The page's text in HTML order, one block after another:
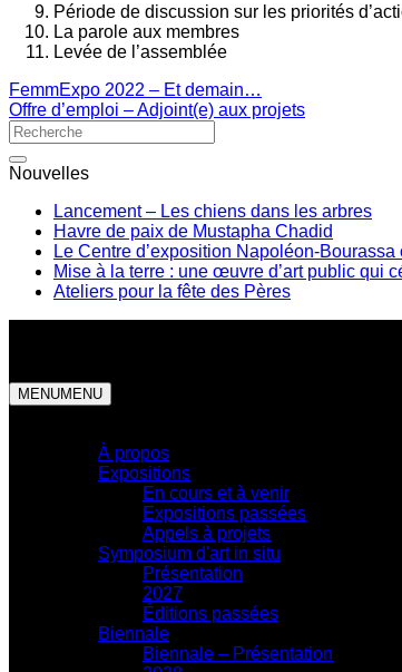
Période de discussion sur les priorités
La parole aux membres
Levée de l’assemblée
FemmExpo 2022 – Et demain…
Offre d’emploi – Adjoint(e) aux projets
Nouvelles
Lancement – Les chiens dans les arbres
Havre de paix de Mustapha Chadid
Le Centre d’exposition Napoléon-
Mise à la terre : une œuvre d’art public qui
Ateliers pour la fête des Pères
MENUMENU
À propos
Expositions
En cours et à venir
Expositions passées
Appels à projets
Symposium d'art in situ
Présentation
2027
Éditions passées
Biennale
Biennale – Présentation